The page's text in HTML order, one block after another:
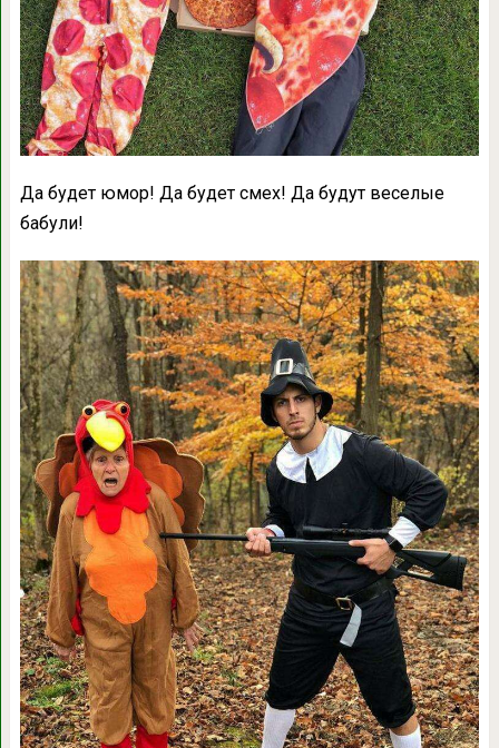
Да будет юмор! Да будет смех! Да будут веселые
бабули!